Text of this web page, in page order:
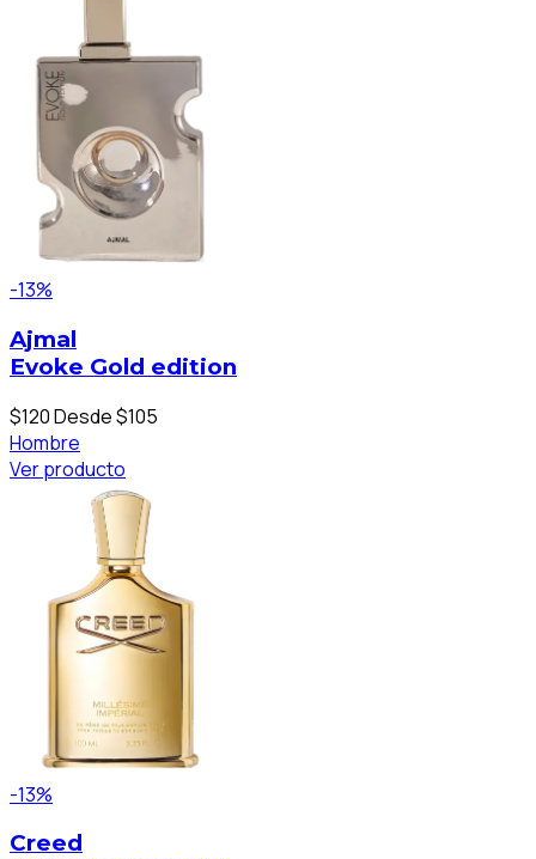
-13%
Ajmal
Evoke Gold edition
$120Desde $105
Hombre
Ver producto
-13%
Creed